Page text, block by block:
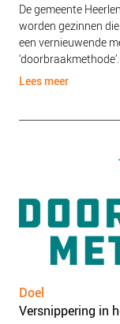
De gemeente
worden gezinnen
een vernieuwende
‘doorbraakmethode’.
Lees meer
Doel
Versnippering in